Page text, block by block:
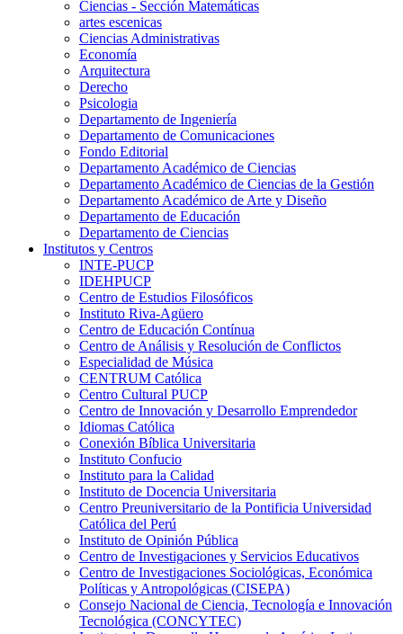
Ciencias - Sección Matemáticas
artes escenicas
Ciencias Administrativas
Economía
Arquitectura
Derecho
Psicologia
Departamento de Ingeniería
Departamento de Comunicaciones
Fondo Editorial
Departamento Académico de Ciencias
Departamento Académico de Ciencias de la Gestión
Departamento Académico de Arte y Diseño
Departamento de Educación
Departamento de Ciencias
Institutos y Centros
INTE-PUCP
IDEHPUCP
Centro de Estudios Filosóficos
Instituto Riva-Agüero
Centro de Educación Contínua
Centro de Análisis y Resolución de Conflictos
Especialidad de Música
CENTRUM Católica
Centro Cultural PUCP
Centro de Innovación y Desarrollo Emprendedor
Idiomas Católica
Conexión Bíblica Universitaria
Instituto Confucio
Instituto para la Calidad
Instituto de Docencia Universitaria
Centro Preuniversitario de la Pontificia Universidad
Católica del Perú
Instituto de Opinión Pública
Centro de Investigaciones y Servicios Educativos
Centro de Investigaciones Sociológicas, Económica
Políticas y Antropológicas (CISEPA)
Consejo Nacional de Ciencia, Tecnología e Innovación
Tecnológica (CONCYTEC)